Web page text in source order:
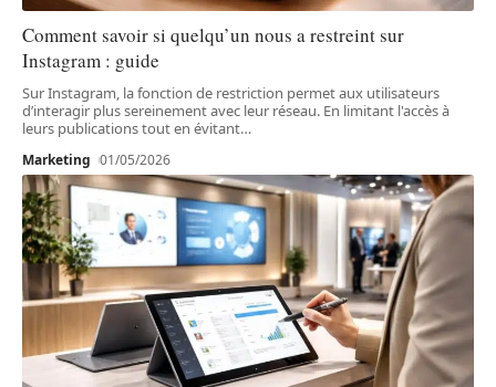
Comment savoir si quelqu’un nous a restreint sur
Instagram : guide
Sur Instagram, la fonction de restriction permet aux utilisateurs
d’interagir plus sereinement avec leur réseau. En limitant l'accès à
leurs publications tout en évitant…
Marketing 01/05/2026